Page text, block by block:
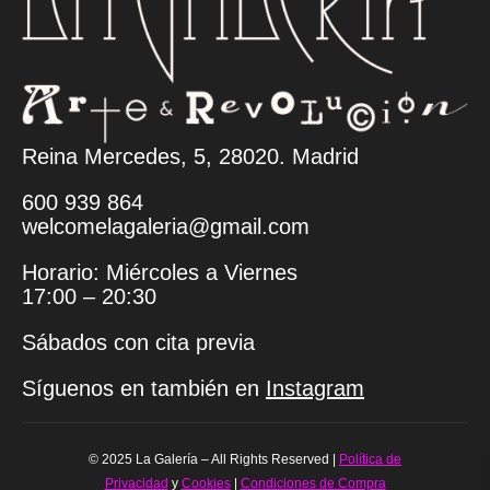
Reina Mercedes, 5, 28020. Madrid
600 939 864
welcomelagaleria@gmail.com
Horario: Miércoles a Viernes
17:00 – 20:30
Sábados con cita previa
Síguenos en también en Instagram
© 2025 La Galería – All Rights Reserved | Política de
Privacidad y Cookies| Condiciones de Compra